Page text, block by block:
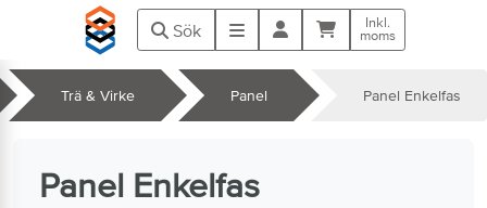
Hoppa till huvudinnehåll
Sök Meny Kundvagn
Inkl.
moms
Trä & Virke Panel Panel Enkelfas
Panel Enkelfas